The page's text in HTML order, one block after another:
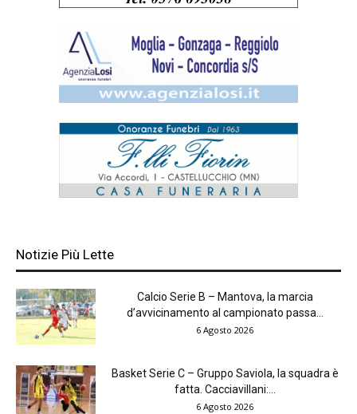
Notizie Più Lette
Calcio Serie B – Mantova, la marcia
d’avvicinamento al campionato passa...
6 Agosto 2026
Basket Serie C – Gruppo Saviola, la squadra è
fatta. Cacciavillani:...
6 Agosto 2026